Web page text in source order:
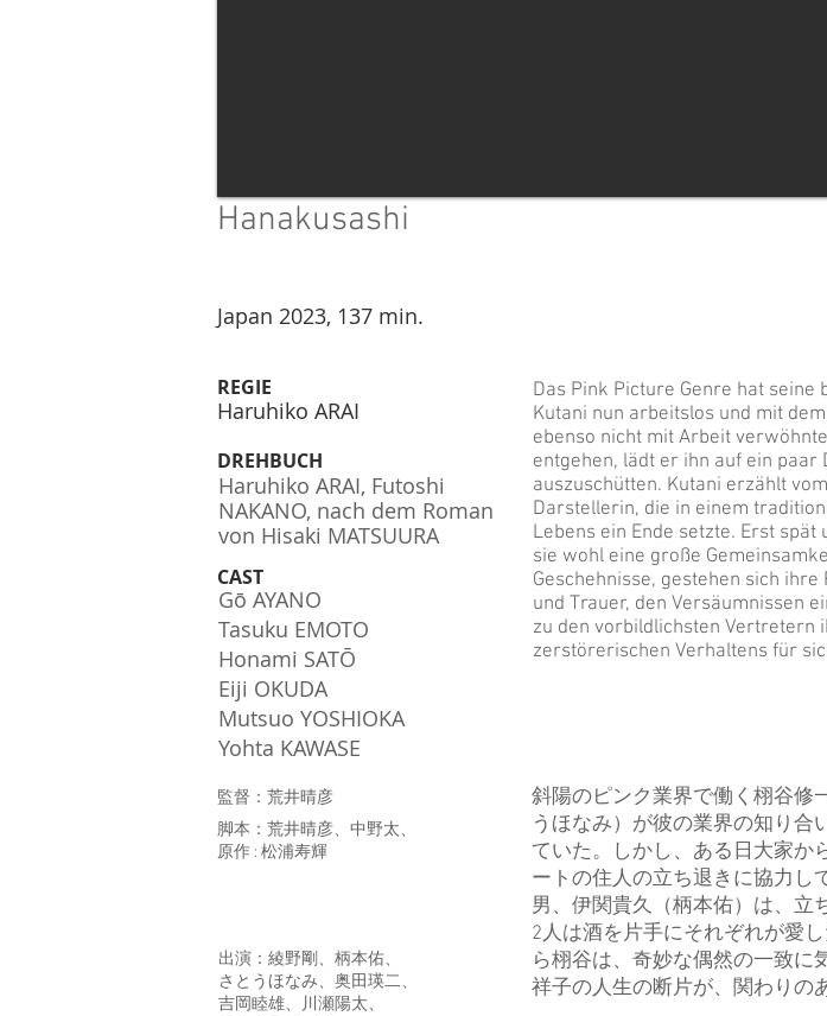
Hanakusashi
Japan 2023, 137 min.
REGIE
DREHBUCH
CAST
Haruhiko ARAI
Haruhiko ARAI, Futoshi
NAKANO, nach dem Roman
von Hisaki MATSUURA
Gō AYANO
Tasuku EMOTO
Honami SATŌ
Eiji OKUDA
Mutsuo YOSHIOKA
Yohta KAWASE
Das Pink Picture Genre hat
Kutani nun arbeitslos und mit
ebenso nicht mit Arbeit
entgehen, lädt er ihn auf ein
auszuschütten. Kutani erzählt
Darstellerin, die in einem
Lebens ein Ende setzte. Erst
sie wohl eine große
Geschehnisse, gestehen sich
und Trauer, den Versäumnissen
zu den vorbildlichsten Vertretern
zerstörerischen Verhaltens für
監督：荒井晴彦
脚本：荒井晴彦、中野太、
原作 : 松浦寿輝
出演：綾野剛、柄本佑、
さとうほなみ、奥田瑛二、
吉岡睦雄、川瀬陽太、
斜陽のピンク業界で働く栩谷修
うほなみ）が彼の業界の知り合
ていた。しかし、ある日大家か
ートの住人の立ち退きに協力し
男、伊関貴久（柄本佑）は、立
2人は酒を片手にそれぞれが愛
ら栩谷は、奇妙な偶然の一致に
祥子の人生の断片が、関わりの